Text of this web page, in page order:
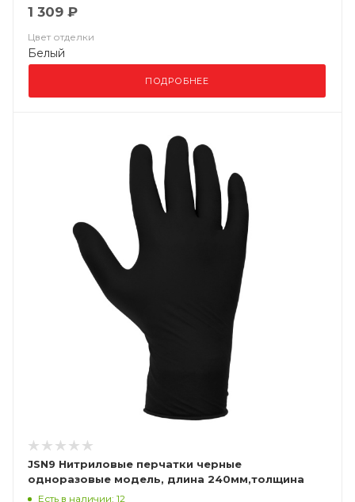
1 309 ₽
Цвет отделки
Белый
ПОДРОБНЕЕ
JSN9 Нитриловые перчатки черные
одноразовые модель, длина 240мм,толщина
0,15мм
Есть в наличии: 12